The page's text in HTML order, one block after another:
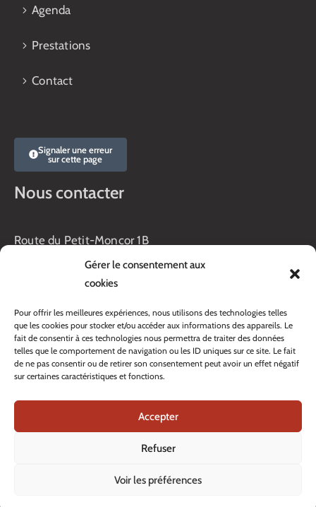
Gérer le consentement aux
cookies
Pour offrir les meilleures expériences, nous utilisons des technologies telles
que les cookies pour stocker et/ou accéder aux informations des appareils. Le
fait de consentir à ces technologies nous permettra de traiter des données
telles que le comportement de navigation ou les ID uniques sur ce site. Le fait
de ne pas consentir ou de retirer son consentement peut avoir un effet négatif
sur certaines caractéristiques et fonctions.
Accepter
Refuser
Voir les préférences
Agenda
Prestations
Contact
Signaler une erreur
sur cette page
Nous contacter
Route du Petit-Moncor 1B
1752 Villars-sur-Glâne
Lundi au jeudi :
8h00 – 11h30
13h45 – 17h00
Vendredi :
8h00 – 16h00
+41 26 408 33 33
Contacter nos services